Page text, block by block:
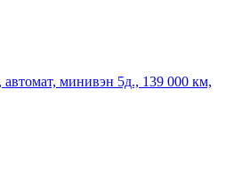
минивэн 5д., 139 000 км,